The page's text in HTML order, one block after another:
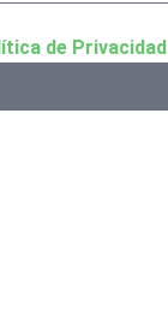
de Privacidad